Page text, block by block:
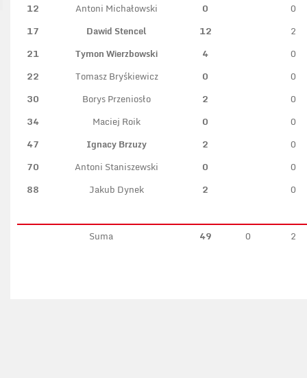
12
Antoni Michałowski 0
0
17
Dawid Stencel 12
2
21
Tymon Wierzbowski 4
0
22
Tomasz Bryśkiewicz 0
0
30
Borys Przeniosło 2
0
34
Maciej Roik 0
0
47
Ignacy Brzuzy 2
0
70
Antoni Staniszewski 0
0
88
Jakub Dynek 2 0
Suma 49 0 2